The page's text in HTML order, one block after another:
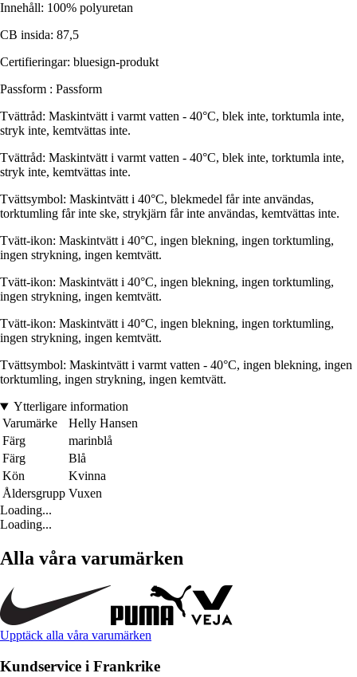
Innehåll: 100% polyuretan
CB insida: 87,5
Certifieringar: bluesign-produkt
Passform : Passform
Tvättråd: Maskintvätt i varmt vatten - 40°C, blek inte, torktumla inte,
stryk inte, kemtvättas inte.
Tvättråd: Maskintvätt i varmt vatten - 40°C, blek inte, torktumla inte,
stryk inte, kemtvättas inte.
Tvättsymbol: Maskintvätt i 40°C, blekmedel får inte användas,
torktumling får inte ske, strykjärn får inte användas, kemtvättas inte.
Tvätt-ikon: Maskintvätt i 40°C, ingen blekning, ingen torktumling,
ingen strykning, ingen kemtvätt.
Tvätt-ikon: Maskintvätt i 40°C, ingen blekning, ingen torktumling,
ingen strykning, ingen kemtvätt.
Tvätt-ikon: Maskintvätt i 40°C, ingen blekning, ingen torktumling,
ingen strykning, ingen kemtvätt.
Tvättsymbol: Maskintvätt i varmt vatten - 40°C, ingen blekning, ingen
torktumling, ingen strykning, ingen kemtvätt.
Ytterligare information
Varumärke
Helly Hansen
Färg
marinblå
Färg
Blå
Kön
Kvinna
Åldersgrupp Vuxen
Loading...
Loading...
Alla våra varumärken
Upptäck alla våra varumärken
Kundservice i Frankrike